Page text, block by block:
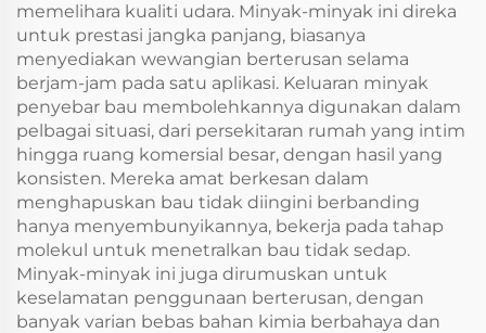
memelihara kualiti udara. Minyak-minyak ini direka
untuk prestasi jangka panjang, biasanya
menyediakan wewangian berterusan selama
berjam-jam pada satu aplikasi. Keluaran minyak
penyebar bau membolehkannya digunakan dalam
pelbagai situasi, dari persekitaran rumah yang intim
hingga ruang komersial besar, dengan hasil yang
konsisten. Mereka amat berkesan dalam
menghapuskan bau tidak diingini berbanding
hanya menyembunyikannya, bekerja pada tahap
molekul untuk menetralkan bau tidak sedap.
Minyak-minyak ini juga dirumuskan untuk
keselamatan penggunaan berterusan, dengan
banyak varian bebas bahan kimia berbahaya dan